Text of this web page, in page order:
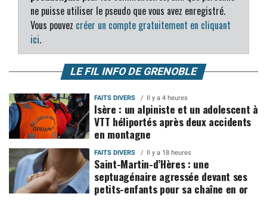
ne puisse utiliser le pseudo que vous avez enregistré.
Vous pouvez créer un compte gratuitement en cliquant
ici.
LE FIL INFO DE GRENOBLE
FAITS DIVERS Il y a 4 heures
Isère : un alpiniste et un adolescent à
VTT héliportés après deux accidents
en montagne
FAITS DIVERS Il y a 18 heures
Saint-Martin-d’Hères : une
septuagénaire agressée devant ses
petits-enfants pour sa chaîne en or